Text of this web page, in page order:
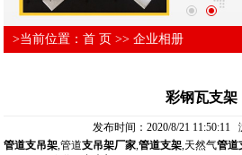
>当前位置：首 页 >>企业相册
彩钢瓦支架
发布时间：2020/8/21 11:50:11
管道支吊架,管道支吊架厂家,管道支架,天然气管道